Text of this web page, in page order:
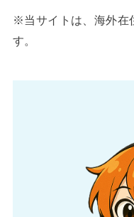
※当サイトは、海外在
す。